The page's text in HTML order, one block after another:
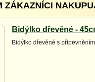
ZÁKAZNÍCI
Bidýlko dřevěné -
Bidýlko dřevěné s